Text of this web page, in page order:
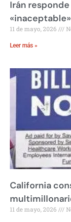
Irán responde
11 de mayo, 2026
Leer más »
California
11 de mayo, 2026